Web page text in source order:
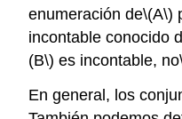
enumeración de\(A\)
incontable conocido
(B\) es incontable, no
En general, los